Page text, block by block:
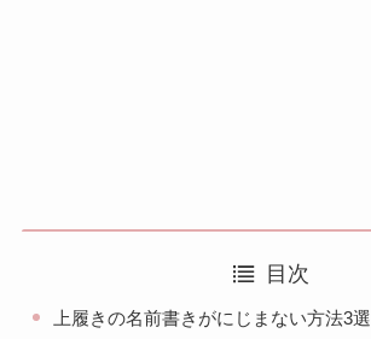
目次
上履きの名前書きがにじまない方法3選